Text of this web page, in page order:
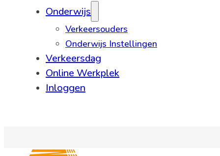
Onderwijs
Verkeersouders
Onderwijs Instellingen
Verkeersdag
Online Werkplek
Inloggen